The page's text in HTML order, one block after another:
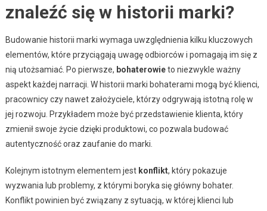
znaleźć się w historii marki?
Budowanie historii marki wymaga uwzględnienia kilku kluczowych
elementów, które przyciągają uwagę odbiorców i pomagają im się z
nią utożsamiać. Po pierwsze, bohaterowieto niezwykle ważny
aspekt każdej narracji. W historii marki bohaterami mogą być klienci,
pracownicy czy nawet założyciele, którzy odgrywają istotną rolę w
jej rozwoju. Przykładem może być przedstawienie klienta, który
zmienił swoje życie dzięki produktowi, co pozwala budować
autentyczność oraz zaufanie do marki.
Kolejnym istotnym elementem jest konflikt, który pokazuje
wyzwania lub problemy, z którymi boryka się główny bohater.
Konflikt powinien być związany z sytuacją, w której klienci lub